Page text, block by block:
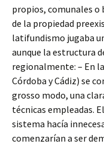
propios, comunales o
de la propiedad
latifundismo jugaba
aunque la estructura
regionalmente: – En
Córdoba y Cádiz) se
grosso modo, una
técnicas empleadas.
sistema hacía
comenzarían a ser